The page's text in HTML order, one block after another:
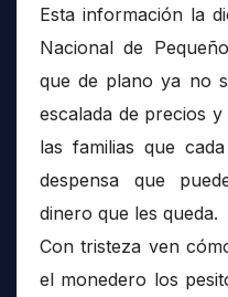
Esta información la
Nacional de
que de plano ya no
escalada de precios
las familias que
despensa que
dinero que les queda.
Con tristeza ven
el monedero los